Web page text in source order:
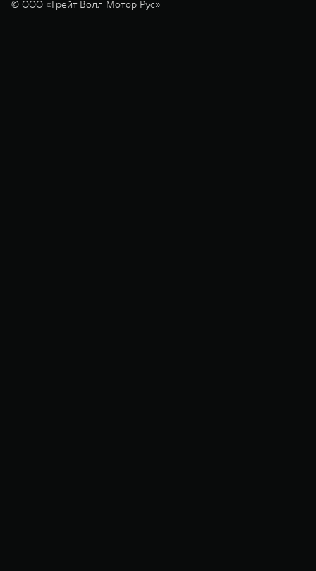
© ООО «Грейт Волл Мотор Рус»